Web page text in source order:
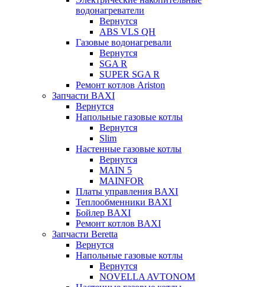
водонагреватели
Вернутся
ABS VLS QH
Газовые водонагревали
Вернутся
SGA R
SUPER SGA R
Ремонт котлов Ariston
Запчасти BAXI
Вернутся
Напольные газовые котлы
Вернутся
Slim
Настенные газовые котлы
Вернутся
MAIN 5
MAINFOR
Платы управления BAXI
Теплообменники BAXI
Бойлер BAXI
Ремонт котлов BAXI
Запчасти Beretta
Вернутся
Напольные газовые котлы
Вернутся
NOVELLA AVTONOM